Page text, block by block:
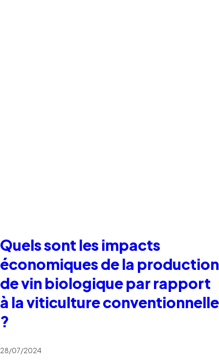
Quels sont les impacts
économiques de la production
de vin biologique par rapport
à la viticulture conventionnelle
?
28/07/2024